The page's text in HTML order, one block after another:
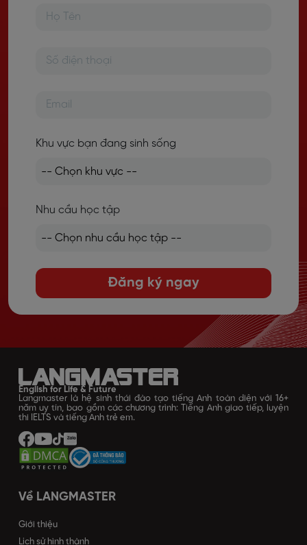
Khu vực bạn đang sinh sống
Nhu cầu học tập
Đăng ký ngay
English for Life & Future
Langmaster là hệ sinh thái đào tạo tiếng Anh toàn diện với 16+
năm uy tín, bao gồm các chương trình: Tiếng Anh giao tiếp, luyện
thi IELTS và tiếng Anh trẻ em.
Về LANGMASTER
Giới thiệu
Lịch sử hình thành